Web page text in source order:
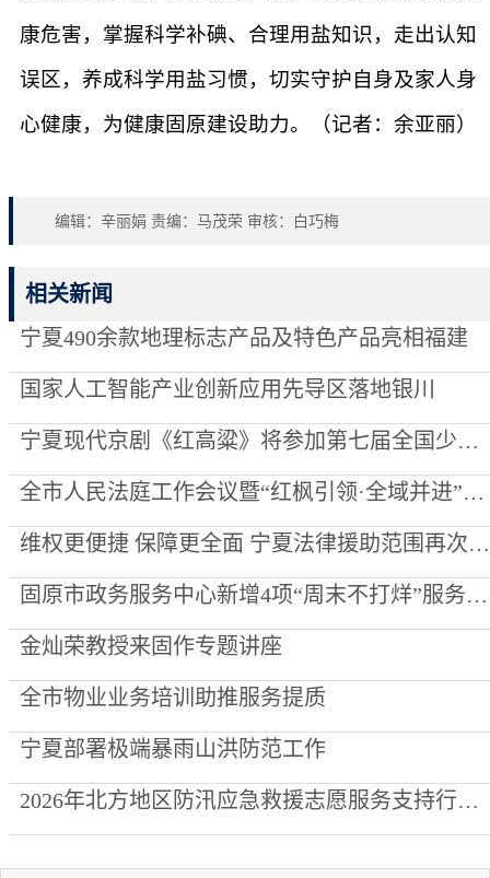
康危害，掌握科学补碘、合理用盐知识，走出认知
误区，养成科学用盐习惯，切实守护自身及家人身
心健康，为健康固原建设助力。（记者：余亚丽）
编辑：辛丽娟 责编：马茂荣 审核：白巧梅
相关新闻
宁夏490余款地理标志产品及特色产品亮相福建
国家人工智能产业创新应用先导区落地银川
宁夏现代京剧《红高粱》将参加第七届全国少数民族文艺会演
全市人民法庭工作会议暨“红枫引领·全域并进”项目创建推进会召开
维权更便捷 保障更全面 宁夏法律援助范围再次“扩容”
固原市政务服务中心新增4项“周末不打烊”服务事项
金灿荣教授来固作专题讲座
全市物业业务培训助推服务提质
宁夏部署极端暴雨山洪防范工作
2026年北方地区防汛应急救援志愿服务支持行动走进泾源县